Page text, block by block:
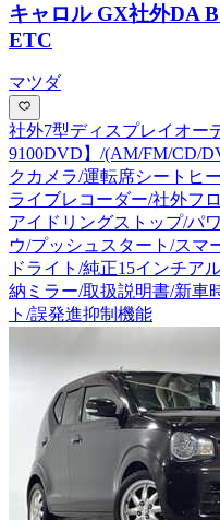
キャロル GX社外DA
ETC
マツダ
社外7型ディスプレイオー
9100DVD】/(AM/FM/CD/
クカメラ/運転席シートヒ
ライブレコーダー/社外フ
アイドリングストップ/パ
ウ/プッシュスタート/スマ
ドライト/純正15インチア
納ミラー/取扱説明書/新車
ト/誤発進抑制機能